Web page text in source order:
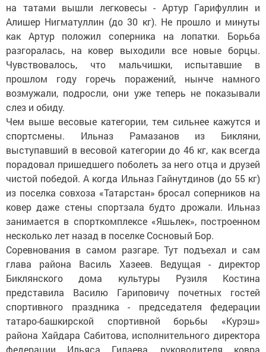
на татами вышли легковесы - Артур Гарифуллин и
Алишер Нигматуллин (до 30 кг). Не прошло и минуты
как Артур положил соперника на лопатки. Борьба
разгоралась, на ковер выходили все новые борцы.
Чувствовалось, что мальчишки, испытавшие в
прошлом году горечь поражений, нынче намного
возмужали, подросли, они уже теперь не показывали
слез и обиду.
Чем выше весовые категории, тем сильнее кажутся и
спортсмены. Ильназ Рамазанов из Бикляни,
выступавший в весовой категории до 46 кг, как всегда
порадовал пришедшего поболеть за него отца и друзей
чистой победой. А когда Ильназ Гайнутдинов (до 55 кг)
из поселка совхоза «Татарстан» бросал соперников на
ковер даже стены спортзала будто дрожали. Ильназ
занимается в спорткомплексе «Яшьлек», построенном
несколько лет назад в поселке Сосновый Бор.
Соревнования в самом разгаре. Тут подъехал и сам
глава района Василь Хазеев. Ведущая - директор
Биклянского дома культуры Рузиля Костина
представила Василю Гариповичу почетных гостей
спортивного праздника - председателя федерации
татаро-башкирской спортивной борьбы «Курэш»
района Хайдара Сабитова, исполнительного директора
федерации Ильяса Гилаева, руководителя ковра